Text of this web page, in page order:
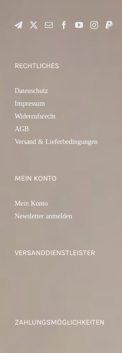
RECHTLICHES
Datenschutz
Impressum
Widerrufsrecht
AGB
Versand & Lieferbedingungen
MEIN KONTO
Mein Konto
Newsletter anmelden
VERSANDDIENSTLEISTER
ZAHLUNGSMÖGLICHKEITEN